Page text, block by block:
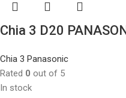
Chia 3 D20
Chia 3 Panasonic
Rated 0 out of 5
In stock